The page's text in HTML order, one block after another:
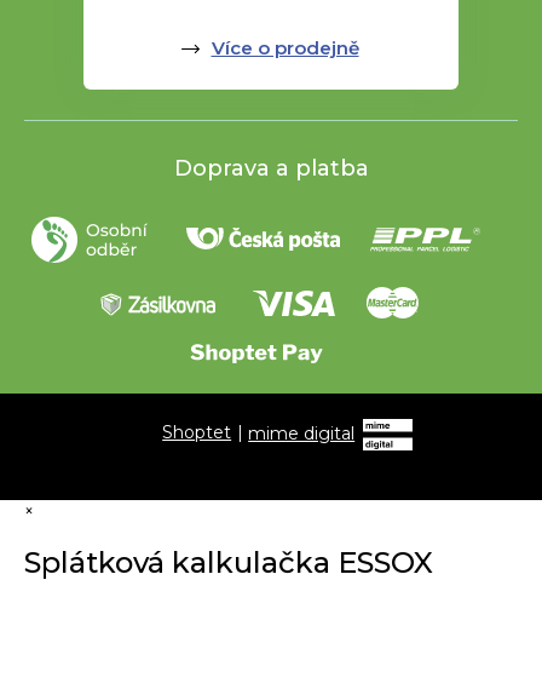
Více o prodejně
Doprava a platba
Shoptet |mime digital
×
Splátková kalkulačka ESSOX